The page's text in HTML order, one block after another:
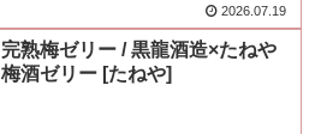
2026.07.19
完熟梅ゼリー / 黒龍酒造×たねや
梅酒ゼリー [たねや]